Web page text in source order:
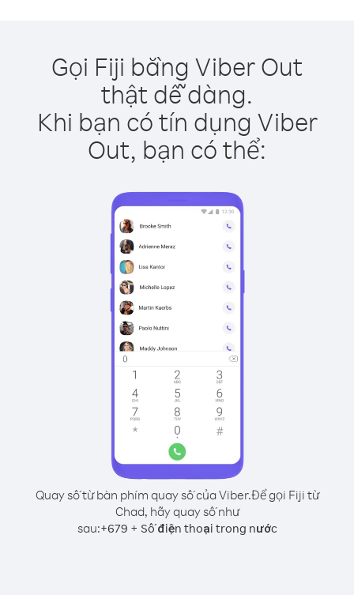
Gọi Fiji bằng Viber Out
thật dễ dàng.
Khi bạn có tín dụng Viber
Out, bạn có thể:
Quay số từ bàn phím quay số của Viber.Để gọi Fiji từ
Chad, hãy quay số như
sau:+679 + Số điện thoại trong nước